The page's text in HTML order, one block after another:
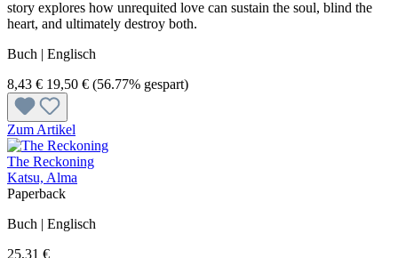
story explores how unrequited love can sustain the soul, blind the
heart, and ultimately destroy both.
Buch | Englisch
8,43 € 19,50 € (56.77% gespart)
Zum Artikel
The Reckoning
Katsu, Alma
Paperback
Buch | Englisch
25,31 €